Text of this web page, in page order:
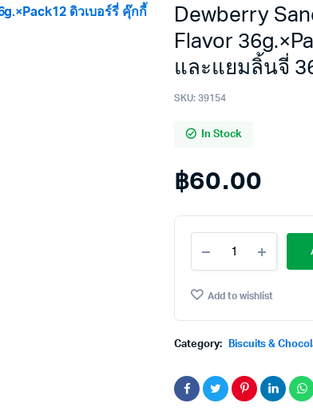
Dewberry
Flavor
และแยมลิ้นจี่
SKU: 39154
In Stock
฿60.00
Sandwich
Cookies
&
36g.×Pack12
เบอร์
รี่
Add to wishlist
Category: Biscuits &